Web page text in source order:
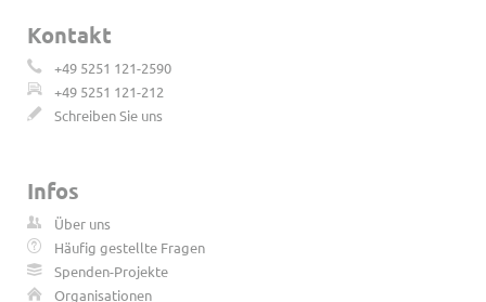
Kontakt
+49 5251 121-2590
+49 5251 121-212
Schreiben Sie uns
Infos
Über uns
Häufig gestellte Fragen
Spenden-Projekte
Organisationen